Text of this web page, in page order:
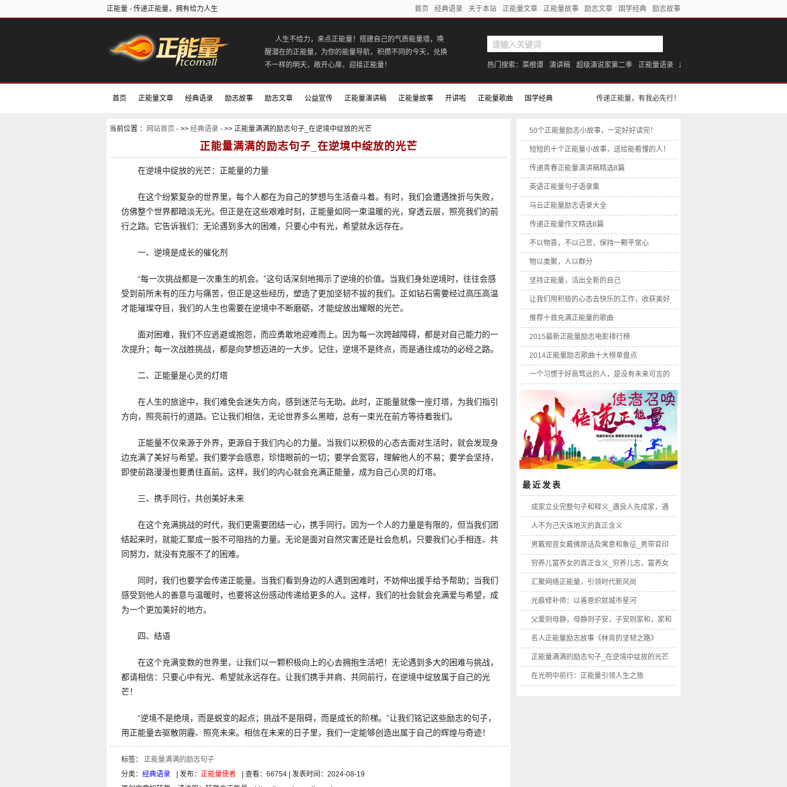
首页 经典语录 关于本站 正能量文章 正能量故事 励志文章 国学经典 励志故事
正能量 - 传递正能量，拥有给力人生
人生不给力，来点正能量！搭建自己的气质能量墙，唤
醒潜在的正能量，为你的能量导航，积攒不同的今天，兑换
不一样的明天，敞开心扉，迎接正能量！
热门搜索： 菜根谭 演讲稿 超级演说家第二季 正能量语录 超级演说家第一季
传递正能量，有我必先行！
首页 正能量文章 经典语录 励志故事 励志文章 公益宣传 正能量演讲稿 正能量故事 开讲啦 正能量歌曲 国学经典
正能量电影 好书推荐
当前位置 ： 网站首页 - >> 经典语录 - >> 正能量满满的励志句子_在逆境中绽放的光芒
正能量满满的励志句子_在逆境中绽放的光芒
在逆境中绽放的光芒：正能量的力量
在这个纷繁复杂的世界里，每个人都在为自己的梦想与生活奋斗着。有时，我们会遭遇挫折与失败，
仿佛整个世界都暗淡无光。但正是在这些艰难时刻，正能量如同一束温暖的光，穿透云层，照亮我们的前
行之路。它告诉我们：无论遇到多大的困难，只要心中有光，希望就永远存在。
一、逆境是成长的催化剂
“每一次挑战都是一次重生的机会。”这句话深刻地揭示了逆境的价值。当我们身处逆境时，往往会感
受到前所未有的压力与痛苦，但正是这些经历，塑造了更加坚韧不拔的我们。正如钻石需要经过高压高温
才能璀璨夺目，我们的人生也需要在逆境中不断磨砺，才能绽放出耀眼的光芒。
面对困难，我们不应逃避或抱怨，而应勇敢地迎难而上。因为每一次跨越障碍，都是对自己能力的一
次提升；每一次战胜挑战，都是向梦想迈进的一大步。记住，逆境不是终点，而是通往成功的必经之路。
二、正能量是心灵的灯塔
在人生的旅途中，我们难免会迷失方向，感到迷茫与无助。此时，正能量就像一座灯塔，为我们指引
方向，照亮前行的道路。它让我们相信，无论世界多么黑暗，总有一束光在前方等待着我们。
正能量不仅来源于外界，更源自于我们内心的力量。当我们以积极的心态去面对生活时，就会发现身
边充满了美好与希望。我们要学会感恩，珍惜眼前的一切；要学会宽容，理解他人的不易；要学会坚持，
即使前路漫漫也要勇往直前。这样，我们的内心就会充满正能量，成为自己心灵的灯塔。
三、携手同行，共创美好未来
在这个充满挑战的时代，我们更需要团结一心，携手同行。因为一个人的力量是有限的，但当我们团
结起来时，就能汇聚成一股不可阻挡的力量。无论是面对自然灾害还是社会危机，只要我们心手相连、共
同努力，就没有克服不了的困难。
同时，我们也要学会传递正能量。当我们看到身边的人遇到困难时，不妨伸出援手给予帮助；当我们
感受到他人的善意与温暖时，也要将这份感动传递给更多的人。这样，我们的社会就会充满爱与希望，成
为一个更加美好的地方。
四、结语
在这个充满变数的世界里，让我们以一颗积极向上的心去拥抱生活吧！无论遇到多大的困难与挑战，
都请相信：只要心中有光、希望就永远存在。让我们携手并肩、共同前行，在逆境中绽放属于自己的光
芒！
“逆境不是绝境，而是蜕变的起点；挑战不是阻碍，而是成长的阶梯。”让我们铭记这些励志的句子，
用正能量去驱散阴霾、照亮未来。相信在未来的日子里，我们一定能够创造出属于自己的辉煌与奇迹！
标签： 正能量满满的励志句子
分类： 经典语录 | 发布： 正能量使者
| 查看：66754 | 发表时间：2024-08-19
50个正能量励志小故事，一定好好读完！
短短的十个正能量小故事，送给能看懂的人！
传递青春正能量演讲稿精选8篇
英语正能量句子语录集
马云正能量励志语录大全
传递正能量作文精选8篇
不以物喜，不以己悲，保持一颗平常心
物以类聚，人以群分
坚持正能量，活出全新的自己
让我们用积极的心态去快乐的工作，收获美好
的人生
推荐十首充满正能量的歌曲
2015最新正能量励志电影排行榜
2014正能量励志歌曲十大榜单盘点
一个习惯于好高骛远的人，是没有未来可言的
最近发表
成家立业完整句子和释义_遇良人先成家，遇
贵人先立业
人不为己天诛地灭的真正含义
男戴观音女戴佛原话及寓意和象征_男带官印
女带福
穷养儿富养女的真正含义_穷养儿志，富养女
德
汇聚网络正能量，引领时代新风尚
光痕修补师：以善意织就城市星河
父爱则母静，母静则子安，子安则家和，家和
万事兴
名人正能量励志故事《林肯的坚韧之路》
正能量满满的励志句子_在逆境中绽放的光芒
在光明中前行：正能量引领人生之旅